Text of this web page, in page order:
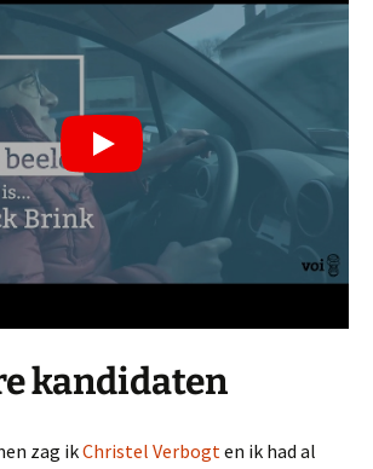
kandidaten
zag ikChristel Verbogten ik had al